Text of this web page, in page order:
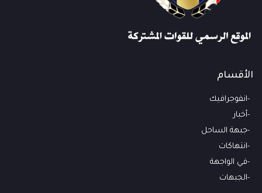
الأقسام
انفوجرافيك
أخبار
جبهة الساحل
انتهاكات
في الواجهة
الجبهات